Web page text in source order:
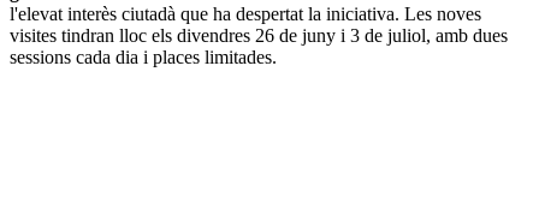
l'elevat interès ciutadà que ha despertat la iniciativa. Les noves
visites tindran lloc els divendres 26 de juny i 3 de juliol, amb dues
sessions cada dia i places limitades.